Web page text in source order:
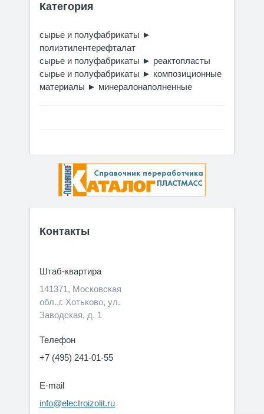
Категория
сырье и полуфабрикаты ►
полиэтилентерефталат
сырье и полуфабрикаты ► реактопласты
сырье и полуфабрикаты ► композиционные
материалы ► минералонаполненные
Контакты
Штаб-квартира
141371, Московская
обл.,г. Хотьково, ул.
Заводская, д. 1
Телефон
+7 (495) 241-01-55
E-mail
info@electroizolit.ru